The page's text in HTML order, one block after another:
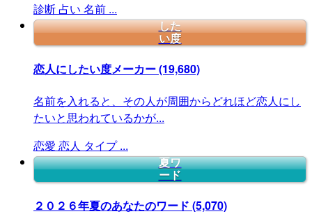
診断 占い 名前 ...
した
い度
恋人にしたい度メーカー(19,680)
名前を入れると、その人が周囲からどれほど恋人にし
たいと思われているかが...
恋愛 恋人 タイプ ...
夏ワ
ード
２０２６年夏のあなたのワード (5,070)